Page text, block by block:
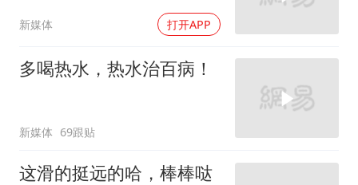
新媒体 打开APP
多喝热水，热水治百病！
新媒体 69跟贴
这滑的挺远的哈，棒棒哒